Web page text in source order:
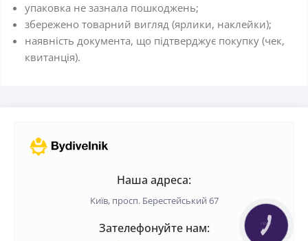
упаковка не зазнала пошкоджень;
збережено товарний вигляд (ярлики, наклейки);
наявність документа, що підтверджує покупку (чек,
квитанція).
Наша адреса:
Київ, просп. Берестейський 67
Зателефонуйте нам: КНОПКА
ЗВ'ЯЗКУ